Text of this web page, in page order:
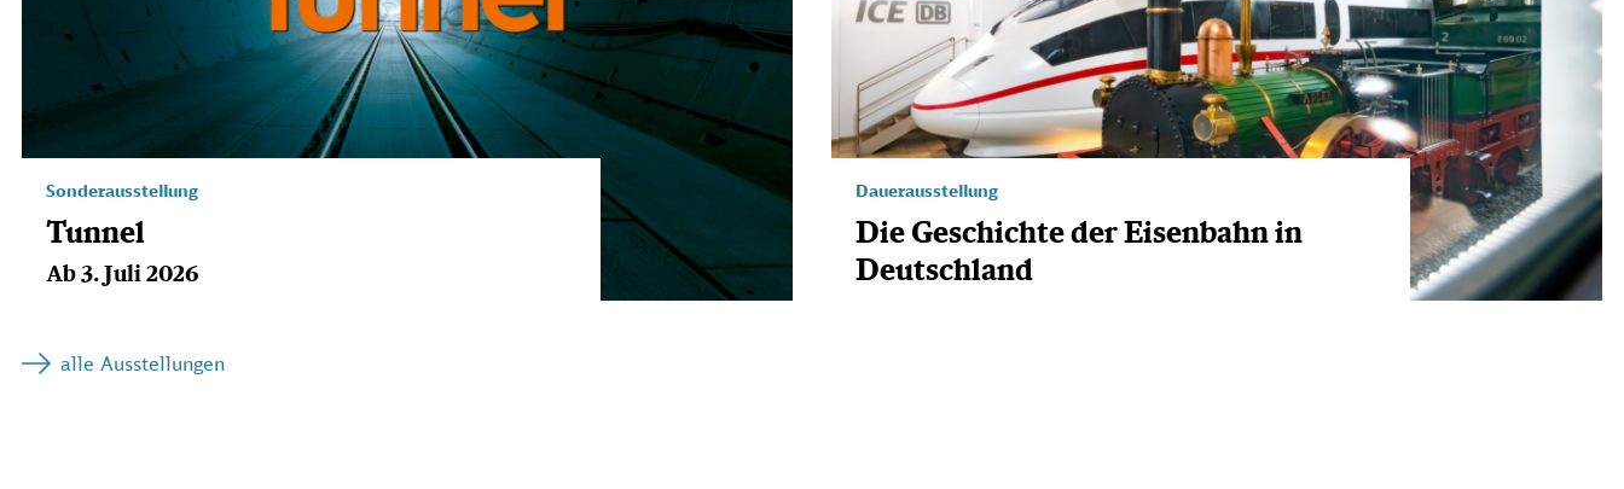
Sonderausstellung
Tunnel
Ab 3. Juli 2026
Dauerausstellung
Die Geschichte der Eisenbahn in
Deutschland
alle Ausstellungen